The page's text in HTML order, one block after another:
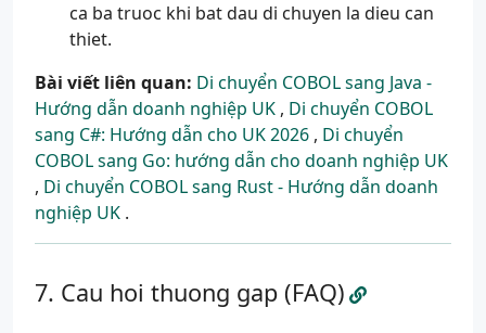
ca ba truoc khi bat dau di chuyen la dieu can
thiet.
Bài viết liên quan: Di chuyển COBOL sang Java -
Hướng dẫn doanh nghiệp UK , Di chuyển COBOL
sang C#: Hướng dẫn cho UK 2026 , Di chuyển
COBOL sang Go: hướng dẫn cho doanh nghiệp UK
, Di chuyển COBOL sang Rust - Hướng dẫn doanh
nghiệp UK .
Cau hoi thuong gap (FAQ)